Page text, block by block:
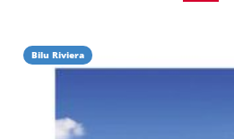
Bilu Riviera